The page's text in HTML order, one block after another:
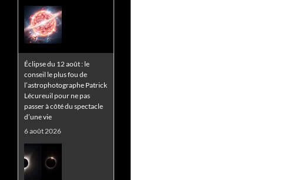
Éclipse du 12 août : le
conseil le plus fou de
l’astrophotographe Patrick
Lécureuil pour ne pas
passer à côté du spectacle
d’une vie
6 août 2026